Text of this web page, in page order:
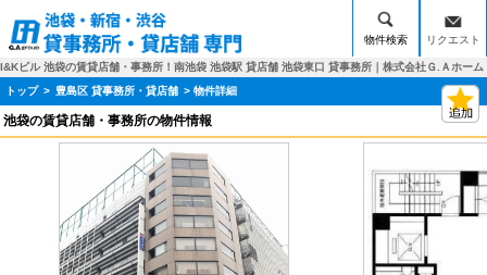
物件検索 リクエスト
I&Kビル 池袋の賃貸店舗・事務所！南池袋 池袋駅 貸店舗 池袋東口 貸事務所｜株式会社Ｇ.Ａホーム
トップ > 豊島区 貸事務所・貸店舗 > 物件詳細
池袋の賃貸店舗・事務所の物件情報